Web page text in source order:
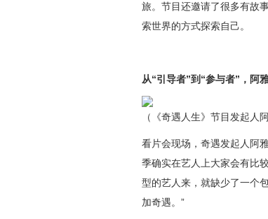
旅。 节目还邀请了很多有故
索世界的方式探索自己。
从“引导者”到“参与者”，阿
（《奇遇人生》节目发起人阿
看片会现场，奇遇发起人阿
季确实在艺人上大家会有比
型的艺人来，就缺少了一个
加奇遇。 ”